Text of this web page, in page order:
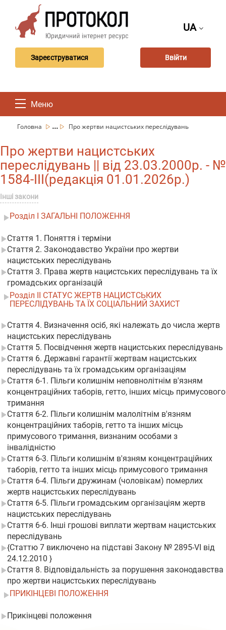
UA
Зареєструватися Ввійти
Меню
Головна ... Про жертви нацистських переслідувань
Про жертви нацистських
переслідувань || від 23.03.2000р. - №
1584-III(редакція 01.01.2026р.)
Інші закони
Розділ I ЗАГАЛЬНІ ПОЛОЖЕННЯ
Стаття 1. Поняття і терміни
Стаття 2. Законодавство України про жертви
нацистських переслідувань
Стаття 3. Права жертв нацистських переслідувань та їх
громадських організацій
Розділ II СТАТУС ЖЕРТВ НАЦИСТСЬКИХ
ПЕРЕСЛІДУВАНЬ ТА ЇХ СОЦІАЛЬНИЙ ЗАХИСТ
Стаття 4. Визначення осіб, які належать до числа жертв
нацистських переслідувань
Стаття 5. Посвідчення жертв нацистських переслідувань
Стаття 6. Державні гарантії жертвам нацистських
переслідувань та їх громадським організаціям
Стаття 6-1. Пільги колишнім неповнолітнім в'язням
концентраційних таборів, гетто, інших місць примусового
тримання
Стаття 6-2. Пільги колишнім малолітнім в'язням
концентраційних таборів, гетто та інших місць
примусового тримання, визнаним особами з
інвалідністю
Стаття 6-3. Пільги колишнім в'язням концентраційних
таборів, гетто та інших місць примусового тримання
Стаття 6-4. Пільги дружинам (чоловікам) померлих
жертв нацистських переслідувань
Стаття 6-5. Пільги громадським організаціям жертв
нацистських переслідувань
Стаття 6-6. Інші грошові виплати жертвам нацистських
переслідувань
{Статтю 7 виключено на підставі Закону № 2895-VI від
24.12.2010 }
Стаття 8. Відповідальність за порушення законодавства
про жертви нацистських переслідувань
ПРИКІНЦЕВІ ПОЛОЖЕННЯ
Прикінцеві положення